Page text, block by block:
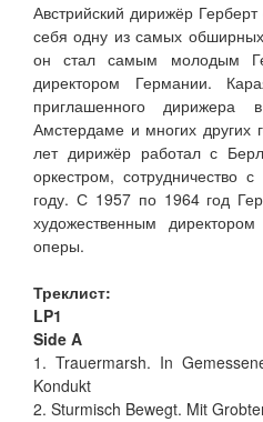
Австрийский дирижёр
себя одну из самых
он стал самым молодым
директором Германии.
приглашенного дирижера
Амстердаме и многих других
лет дирижёр работал с
оркестром, сотрудничество
году. С 1957 по 1964 год
художественным
оперы.
Треклист:
LP1
Side A
1. Trauermarsh. In
Kondukt
2. Sturmisch Bewegt. Mit